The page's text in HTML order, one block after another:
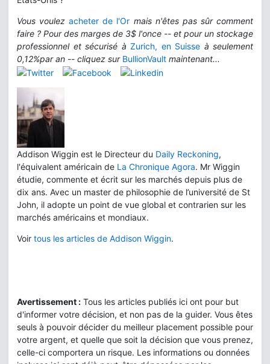
Vous voulez acheter de l'Or mais n'êtes pas sûr comment
faire ? Pour des marges de 3$ l'once -- et pour un stockage
professionnel et sécurisé à Zurich, en Suisse à seulement
0,12%par an -- cliquez sur BullionVault maintenant...
Addison Wiggin est le Directeur du Daily Reckoning,
l'équivalent américain de La Chronique Agora. Mr Wiggin
étudie, commente et écrit sur les marchés depuis plus de
dix ans. Avec un master de philosophie de l’université de St
John, il adopte un point de vue global et contrarien sur les
marchés américains et mondiaux.
Voir tous les articles de Addison Wiggin.
Avertissement : Tous les articles publiés ici ont pour but
d'informer votre décision, et non pas de la guider. Vous êtes
seuls à pouvoir décider du meilleur placement possible pour
votre argent, et quelle que soit la décision que vous prenez,
celle-ci comportera un risque. Les informations ou données